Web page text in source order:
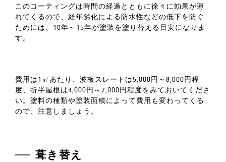
このコーティングは時間の経過とともに徐々に効果が薄
れてくるので、経年劣化による防水性などの低下を防ぐ
ためには、10年～15年が塗装を塗り替える目安になりま
す。
費用は1㎡あたり、波板スレートは5,000円～8,000円程
度、折半屋根は4,000円～7,000円程度をみておいてくださ
い。塗料の種類や塗装面積によって費用も変わってくる
ので、注意しましょう。
葺き替え